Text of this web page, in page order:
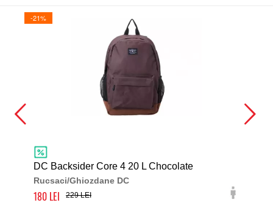
-21%
DC Backsider Core 4 20 L Chocolate
Rucsaci/Ghiozdane DC
180 229